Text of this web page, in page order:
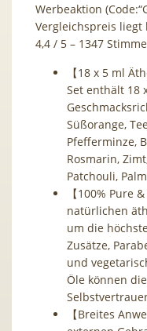
Werbeaktion
Vergleichspreis liegt
4,4 / 5 – 1347
【18 x 5 ml
Set enthält 18
Süßorange,
Pfefferminze,
Rosmarin,
Patchouli,
【100% Pure
natürlichen
um die
Zusätze,
und
Öle können
【Breites